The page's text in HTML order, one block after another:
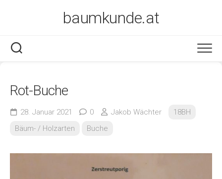
baumkunde.at
Rot-Buche
28. Januar 2021 0 Jakob Wächter
18BH
Bäum- / Holzarten
Buche